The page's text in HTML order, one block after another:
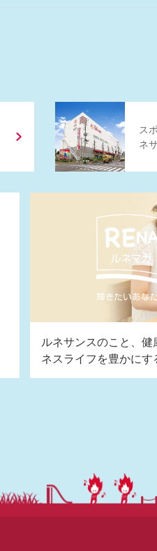
ス
ネ
ルネサンスのこと、
ネスライフを豊かにす